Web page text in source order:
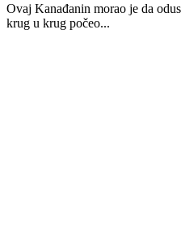
Ovaj Kanađanin morao je da
krug u krug počeo...